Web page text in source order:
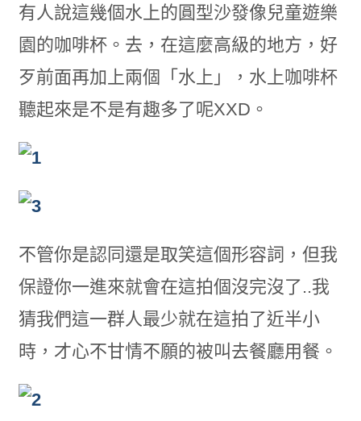
有人說這幾個水上的圓型沙發像兒童遊樂
園的咖啡杯。去，在這麼高級的地方，好
歹前面再加上兩個「水上」，水上咖啡杯
聽起來是不是有趣多了呢XXD。
不管你是認同還是取笑這個形容詞，但我
保證你一進來就會在這拍個沒完沒了..我
猜我們這一群人最少就在這拍了近半小
時，才心不甘情不願的被叫去餐廳用餐。